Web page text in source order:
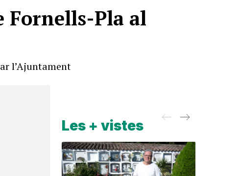
Fornells-Pla al
l’Ajuntament
Les + vistes